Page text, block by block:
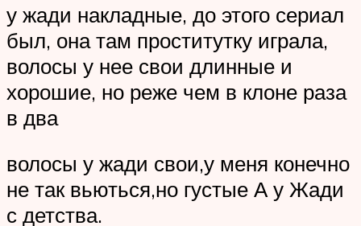
у жади накладные, до этого сериал
был, она там проститутку играла,
волосы у нее свои длинные и
хорошие, но реже чем в клоне раза
в два
волосы у жади свои,у меня конечно
не так вьються,но густые А у Жади
с детства.